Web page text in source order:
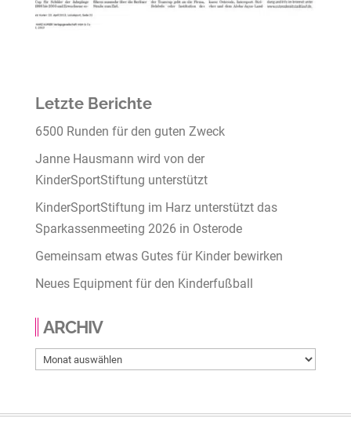
Letzte Berichte
6500 Runden für den guten Zweck
Janne Hausmann wird von der
KinderSportStiftung unterstützt
KinderSportStiftung im Harz unterstützt das
Sparkassenmeeting 2026 in Osterode
Gemeinsam etwas Gutes für Kinder bewirken
Neues Equipment für den Kinderfußball
ARCHIV
Archiv